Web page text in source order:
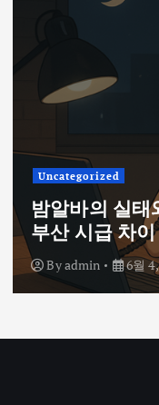
Uncategorized
밤알바의 실
부산 시급 차
Byadmin 6월